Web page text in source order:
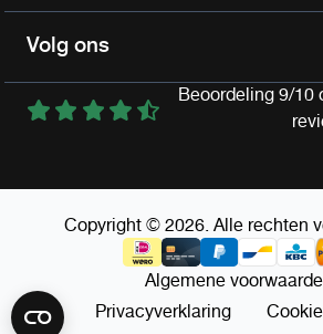
Volg ons
Beoordeling 9/10
Copyright © 2026. Alle rechten
Algemene
Privacyverklaring